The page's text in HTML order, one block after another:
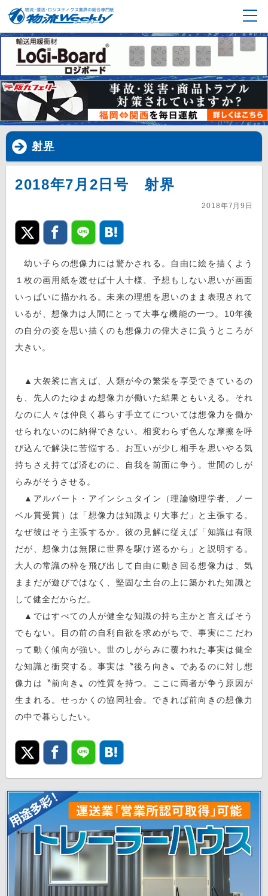
射界
2018年7月2日号 射界
2018年7月9日
幼い子らの想像力には驚かされる。自由に絵を描くよう
１枚の画用紙を渡せば十人十様、予想もしない思いが画面
いっぱいに描かれる。未来の理想を思いのまま表現されて
いるが、想像力は人間にとって大事な機能の一つ。10年後
の自分の姿を思い描くのも想像力の偉大さに負うところが
大きい。
▲大袈裟に言えば、人類が今の繁栄を享受できているの
も、先人のたゆまぬ想像力が働いた結果ともいえる。それ
なのに人々は仲良く暮らす手立てについては想像力を働か
せられないのに納得できない。相変わらず色んな摩擦を呼
び込んで解決に苦悩する。お互いが少し相手を思いやる気
持ちさえ持てば済むのに、自我を前面に争う。世間のしが
らみがそうさせる。
▲アルバート・アインシュタイン（理論物理学者、ノー
ベル賞受賞）は「想像力は知識より大事だ」と主張する。
なぜ彼はそう主張するか。彼の見解に従えば「知識は有限
だが、想像力は無限に世界を駆け巡るから」と説明する。
大人の常識の枠を飛び出して自由に動き回る想像力は、気
ままだが遊びではなく、堅固な土台の上に築かれた知識と
して健全だからだ。
▲ではすべての人が健全な知識の持ち主かと言えばそう
でもない。目の前の自利自欲を求めがちで、事実にこだわ
って動く傾向が強い。世のしがらみに覆われた事実は健全
な知識と衝突する。事実は〝後ろ向き〟であるのに対し想
像力は〝前向き〟の性質を持つ。ここに両者が争う原因が
生まれる。せっかくの協同社会。できれば前向きの想像力
の中で暮らしたい。